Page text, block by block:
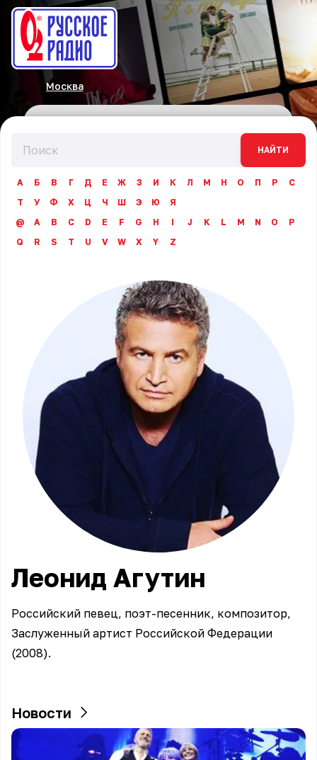
Москва
НАЙТИ
А Б В Г Д Е Ж З И К Л М Н О П Р
С
Т
У Ф Х Ц Ч Ш Э Ю
Я
@
A B C D E F G H I J K L M N O
P
Q
R S T U V W X Y Z
Леонид Агутин
Российский певец, поэт-песенник, композитор,
Заслуженный артист Российской Федерации
(2008).
Новости